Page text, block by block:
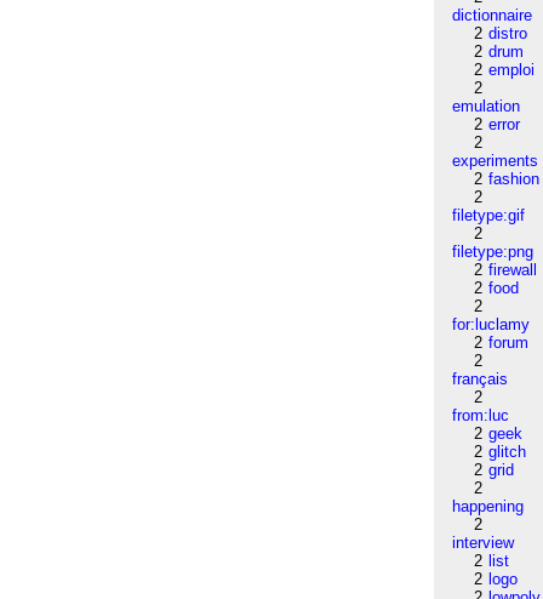
dictionnaire
2 distro
2 drum
2 emploi
2
emulation
2 error
2
experiments
2 fashion
2
filetype:gif
2
filetype:png
2 firewall
2 food
2
for:luclamy
2 forum
2
français
2
from:luc
2 geek
2 glitch
2 grid
2
happening
2
interview
2 list
2 logo